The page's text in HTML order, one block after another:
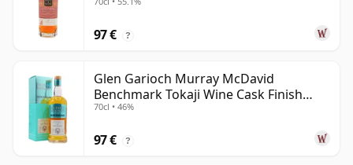
años
97 € ?
Glen Garioch Murray McDavid
Benchmark Tokaji Wine Cask Finish
2010 11 años
70cl • 46%
97 € ?